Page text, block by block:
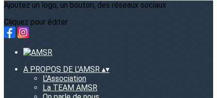
Ajoutez un logo, un bouton, des réseaux sociaux
Cliquez pour éditer
A PROPOS DE L'AMSR ▴▾
L'Association
La TEAM AMSR